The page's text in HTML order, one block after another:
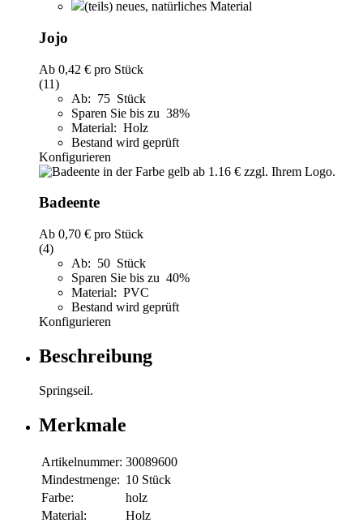
(teils) neues, natürliches Material
Jojo
Ab 0,42 € pro Stück
(11)
Ab: 75 Stück
Sparen Sie bis zu 38%
Material: Holz
Bestand wird geprüft
Konfigurieren
Badeente
Ab 0,70 € pro Stück
(4)
Ab: 50 Stück
Sparen Sie bis zu 40%
Material: PVC
Bestand wird geprüft
Konfigurieren
Beschreibung
Springseil.
Merkmale
Artikelnummer: 30089600
Mindestmenge: 10 Stück
Farbe:
holz
Material:
Holz